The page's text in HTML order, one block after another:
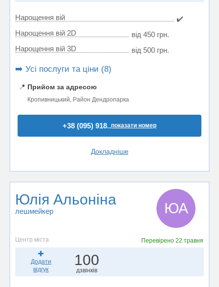
Нарощення вій
✔️
Нарощення вій 2D
від 450 грн.
Нарощення вій 3D
від 500 грн.
➡️ Усі послуги та ціни (8)
📍 Прийом за адресою
Кропивницький, Район Дендропарка
+38 (095) 918..показати номер
Докладніше
Юлія Альоніна
лешмейкер ЮА
Центр міста Перевірено22 травня
Додати
відгук
100
дзвінків